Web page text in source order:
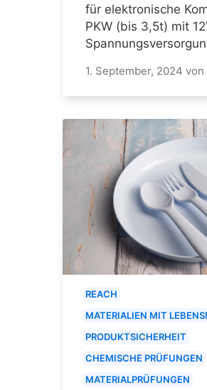
für elektronische
PKW (bis 3,5t) mit
1. September, 2024 von
REACH
MATERIALIEN MIT
PRODUKTSICHERHEIT
CHEMISCHE PRÜFUNGEN
MATERIALPRÜFUNGEN